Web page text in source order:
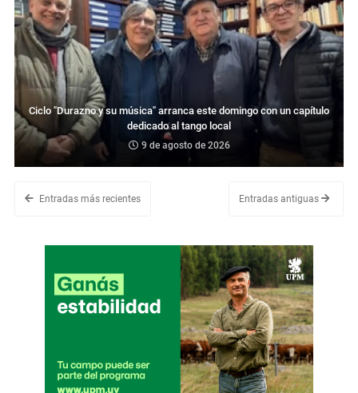
Ciclo "Durazno y su música" arranca este domingo con un capítulo
dedicado al tango local
9 de agosto de 2026
Entradas más recientes Entradas antiguas